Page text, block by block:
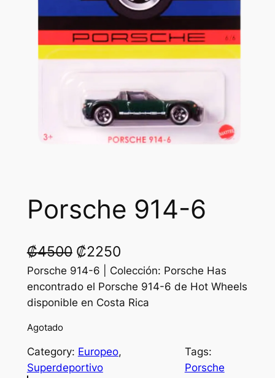
Porsche 914-6
₡4500 O
r
i
n
₡2250C
u
r
n
Porsche 914-6 | Colección: Porsche Has
encontrado el Porsche 914-6 de Hot Wheels
disponible en Costa Rica
Agotado
Category: Europeo
Superdeportivo
Tags:
Porsche